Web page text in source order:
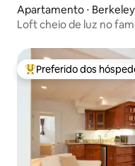
Apartamento ⋅ Berkeley
Loft cheio de luz no
Entre os melhores
Preferido dos